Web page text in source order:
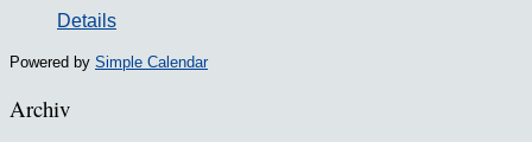
Details
Powered by Simple Calendar
Archiv